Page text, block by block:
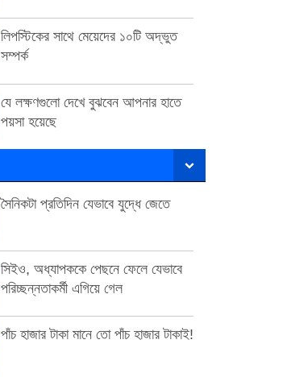
লিপস্টিকের সাথে মেয়েদের ১০টি অদ্ভুত
সম্পর্ক
যে লক্ষণগুলো দেখে বুঝবেন আপনার হাতে
পয়সা হয়েছে
সৈনিকটা প্রতিদিন যেভাবে যুদ্ধে জেতে
সিইও, অধ্যাপককে পেছনে ফেলে যেভাবে
পরিচ্ছন্নতাকর্মী এগিয়ে গেল
পাঁচ হাজার টাকা মানে তো পাঁচ হাজার টাকাই!